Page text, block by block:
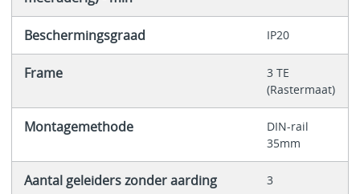
Beschermingsgraad IP20
Frame
3 TE
(Rastermaat)
Montagemethode
DIN-rail
35mm
Aantal geleiders zonder aarding 3